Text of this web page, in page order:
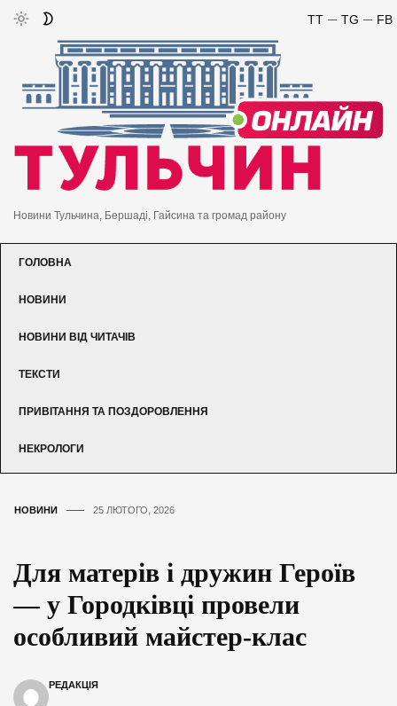
FB
TG
TT
Новини Тульчина, Бершаді, Гайсина та громад району
ГОЛОВНА
НОВИНИ
НОВИНИ ВІД ЧИТАЧІВ
ТЕКСТИ
ПРИВІТАННЯ ТА ПОЗДОРОВЛЕННЯ
НЕКРОЛОГИ
НОВИНИ 25 ЛЮТОГО, 2026
Для матерів і дружин Героїв
— у Городківці провели
особливий майстер-клас
РЕДАКЦІЯ